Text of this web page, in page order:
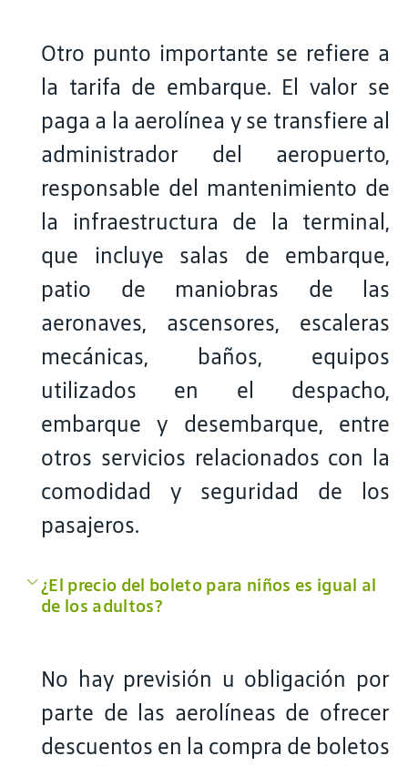
Otro punto importante se refiere a
la tarifa de embarque. El valor se
paga a la aerolínea y se transfiere al
administrador del aeropuerto,
responsable del mantenimiento de
la infraestructura de la terminal,
que incluye salas de embarque,
patio de maniobras de las
aeronaves, ascensores, escaleras
mecánicas, baños, equipos
utilizados en el despacho,
embarque y desembarque, entre
otros servicios relacionados con la
comodidad y seguridad de los
pasajeros.
¿El precio del boleto para niños es igual al
de los adultos?
No hay previsión u obligación por
parte de las aerolíneas de ofrecer
descuentos en la compra de boletos